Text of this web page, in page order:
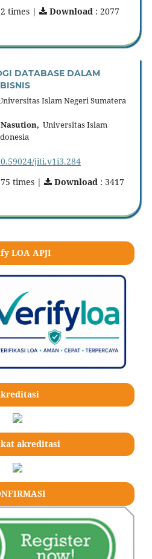
times | Download : 2077
DATABASE DALAM
Islam Negeri Sumatera
Universitas Islam
jiti.v1i3.284
times | Download : 3417
LOA APJI
akreditasi